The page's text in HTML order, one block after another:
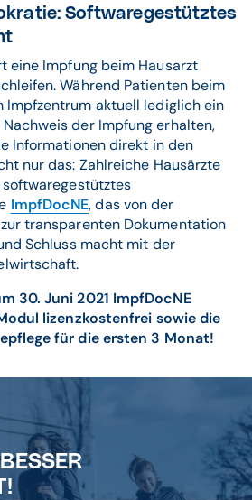
Softwaregestütztes
eine Impfung beim Hausarzt
Während Patienten beim
Impfzentrum aktuell lediglich ein
der Impfung erhalten,
Informationen direkt in den
nur das: Zahlreiche Hausärzte
ImpfDocNE, das von der
transparenten Dokumentation
Schluss macht mit der
30. Juni 2021 ImpfDocNE
lizenzkostenfrei sowie die
für die ersten 3 Monat!